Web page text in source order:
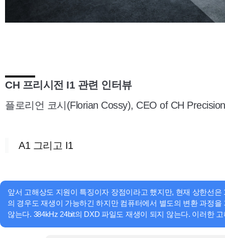
CH 프리시전 I1 관련 인터뷰
플로리언 코시(Florian Cossy), CEO of CH Precision
A1 그리고 I1
앞서 고해상도 지원이 특징이자 장점이라고 했지만, 현재 상한선
의 경우도 재생이 가능하긴 하지만 컴퓨터에서 별도의 변환 과정
않는다. 384kHz 24bit의 DXD 파일도 재생이 되지 않는다. 이러한